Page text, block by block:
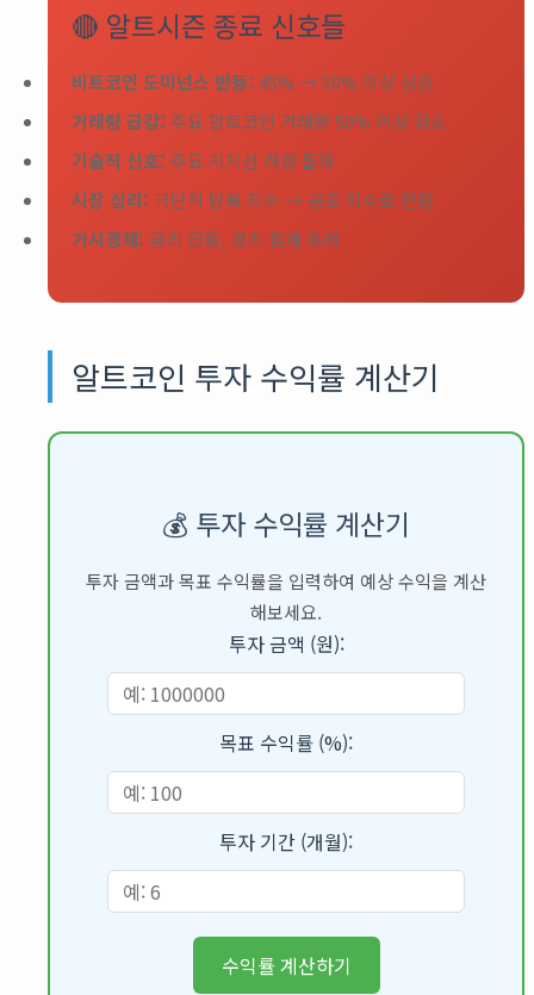
🔴 알트시즌 종료 신호들
비트코인 도미넌스 반등: 45% → 50% 이상 상승
거래량 급감: 주요 알트코인 거래량 50% 이상 감소
기술적 신호: 주요 지지선 하향 돌파
시장 심리: 극단적 탐욕 지수 → 공포 지수로 전환
거시경제: 금리 급등, 경기 침체 우려
알트코인 투자 수익률 계산기
💰 투자 수익률 계산기
투자 금액과 목표 수익률을 입력하여 예상 수익을 계산
해보세요.
투자 금액 (원):
목표 수익률 (%):
투자 기간 (개월):
수익률 계산하기